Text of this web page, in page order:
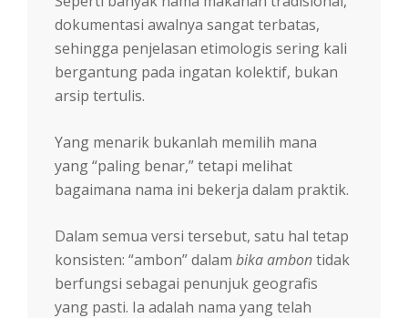
dokumentasi awalnya sangat terbatas,
sehingga penjelasan etimologis sering kali
bergantung pada ingatan kolektif, bukan
arsip tertulis.
Yang menarik bukanlah memilih mana
yang “paling benar,” tetapi melihat
bagaimana nama ini bekerja dalam praktik.
Dalam semua versi tersebut, satu hal tetap
konsisten: “ambon” dalam bika ambontidak
berfungsi sebagai penunjuk geografis
yang pasti. Ia adalah nama yang telah